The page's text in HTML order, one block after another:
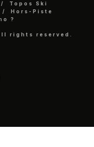
Topos Ski
Hors-Piste
?
rights reserved.